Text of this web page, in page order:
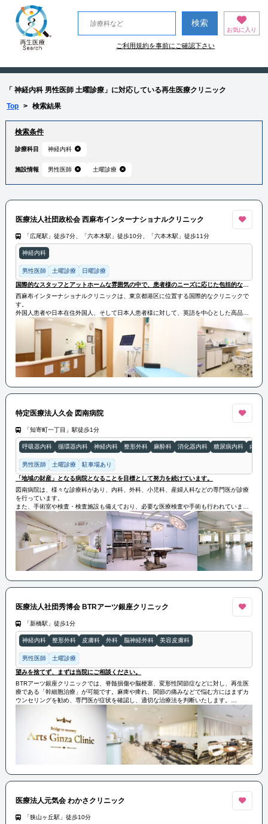
お気に入り
ご利用規約を事前にご確認下さい
「 神経内科 男性医師 土曜診療」に対応している再生医療クリニック
Top > 検索結果
検索条件
診療科目 神経内科
施設情報 男性医師 土曜診療
医療法人社団政松会 西麻布インターナショナルクリニック
「広尾駅」徒歩7分、「六本木駅」徒歩10分、「六本木駅」徒歩11分
神経内科
男性医師 土曜診療 日曜診療
国際的なスタッフとアットホームな雰囲気の中で、患者様のニーズに応じた包括的な医療ケアを提供
西麻布インターナショナルクリニックは、東京都港区に位置する国際的なクリニックで
す。
外国人患者や日本在住外国人、そして日本人患者様に対して、英語を中心とした高品質
な医療サービスを提供しています。
西麻布インターナショナルクリニックは、国際的なスタッフとアットホームな雰囲気の
中で、患者様のニーズに応じた包括的な医療ケアを提供しています。
特定医療法人久会 図南病院
「知寄町一丁目」駅徒歩1分
呼吸器内科 循環器内科 神経内科 整形外科 麻酔科 消化器内科 糖尿病内科 内科
男性医師 土曜診療 駐車場あり
「地域の財産」となる病院となることを目標として努力を続けています。
図南病院は、様々な診療科があり、内科、外科、小児科、産婦人科などの専門医が診療
を行っています。
また、手術室や検査・検査施設も備えており、必要な医療検査や手術も行われていま
す。
図南病院は、地域の人々の健康をサポートするために、高い医療技術と温かい医療チー
ムが提供いたします。
今後も「地域の財産」となる病院となることを目標として努力を続けています。
医療法人社団秀博会 BTRアーツ銀座クリニック
「新橋駅」徒歩1分
神経内科 整形外科 皮膚科 外科 脳神経外科 美容皮膚科
男性医師 土曜診療
望みを捨てず、まずは当院にご相談ください。
BTRアーツ銀座クリニックでは、脊髄損傷や脳梗塞、変形性関節症などに対し、再生医
療である「幹細胞治療」が可能です。麻痺や痺れ、関節の痛みなどで悩む方にはまずカ
ウンセリングを勧め、専門医が症状を確認し、適切な治療法を判断いたします。
幹細胞治療には様々な効果があり、血管修復や全身の機能改善などが期待されていま
医療法人元気会 わかさクリニック
「狭山ヶ丘駅」徒歩10分